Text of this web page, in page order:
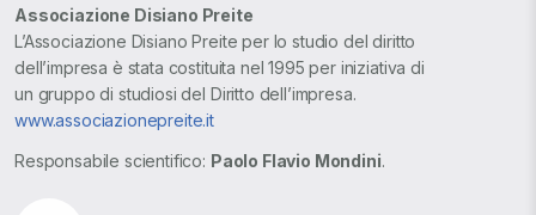
Associazione Disiano Preite
L’Associazione Disiano Preite per lo studio del diritto
dell’impresa è stata costituita nel 1995 per iniziativa di
un gruppo di studiosi del Diritto dell’impresa.
www.associazionepreite.it
Responsabile scientifico: Paolo Flavio Mondini.